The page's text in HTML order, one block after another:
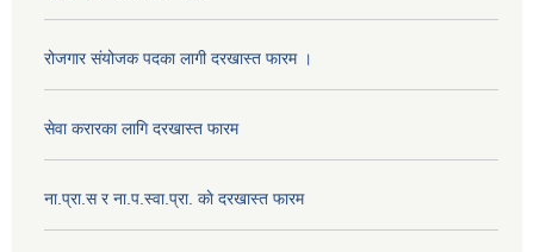
रोजगार संयोजक पदका लागी दरखास्त फारम ।
सेवा करारका लागि दरखास्त फारम
ना‍.प्रा.स र ना.प.स्वा.प्रा. काे दरखास्त फारम